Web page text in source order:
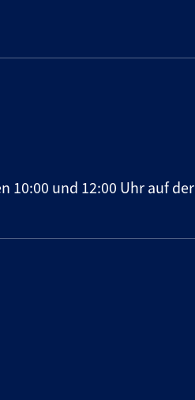
10:00 und 12:00 Uhr auf der